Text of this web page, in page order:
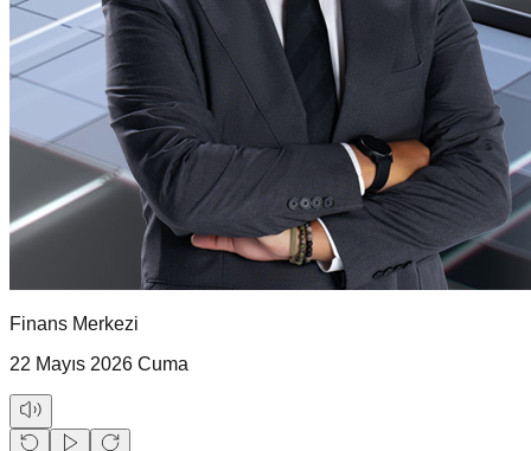
Finans Merkezi
22 Mayıs 2026 Cuma